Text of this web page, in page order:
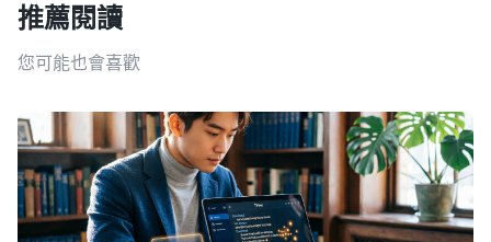
推薦閱讀
您可能也會喜歡